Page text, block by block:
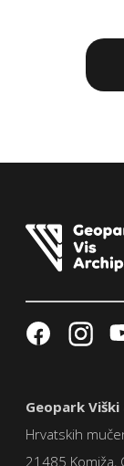
Geopark
Hrvatskih
21485 Komiža,